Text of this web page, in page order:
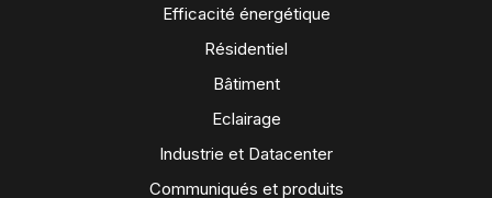
Efficacité énergétique
Résidentiel
Bâtiment
Eclairage
Industrie et Datacenter
Communiqués et produits